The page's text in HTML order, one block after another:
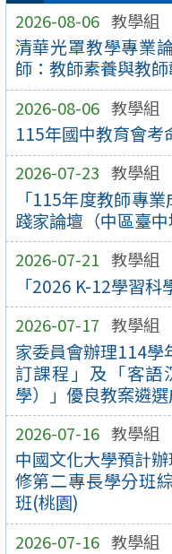
2026-08-06 教學組
清華光罩教學專業
師：教師素養與教
2026-08-06 教學組
115年國中教育會考
2026-07-23 教學組
「115年度教師專
踐家論壇（中區臺中
2026-07-21 教學組
「2026 K-12學習科
2026-07-17 教學組
家委員會辦理114學
訂課程」及「客語
學）」優良教案遴
2026-07-16 教學組
中國文化大學預計
修第二專長學分班
班(桃園)
2026-07-16 教學組